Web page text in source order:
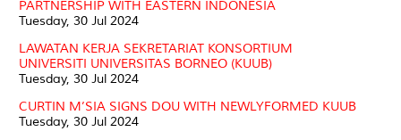
PARTNERSHIP WITH EASTERN INDONESIA
Tuesday, 30 Jul 2024
LAWATAN KERJA SEKRETARIAT KONSORTIUM
UNIVERSITI UNIVERSITAS BORNEO (KUUB)
Tuesday, 30 Jul 2024
CURTIN M’SIA SIGNS DOU WITH NEWLYFORMED KUUB
Tuesday, 30 Jul 2024